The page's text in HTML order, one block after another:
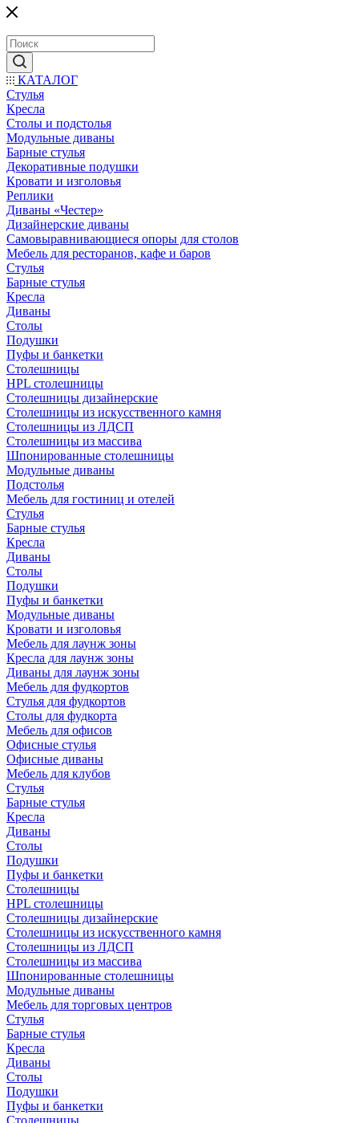
КАТАЛОГ
Стулья
Кресла
Столы и подстолья
Модульные диваны
Барные стулья
Декоративные подушки
Кровати и изголовья
Реплики
Диваны «Честер»
Дизайнерские диваны
Самовыравнивающиеся опоры для столов
Мебель для ресторанов, кафе и баров
Стулья
Барные стулья
Кресла
Диваны
Столы
Подушки
Пуфы и банкетки
Столешницы
HPL столешницы
Столешницы дизайнерские
Столешницы из искусственного камня
Столешницы из ЛДСП
Столешницы из массива
Шпонированные столешницы
Модульные диваны
Подстолья
Мебель для гостиниц и отелей
Стулья
Барные стулья
Кресла
Диваны
Столы
Подушки
Пуфы и банкетки
Модульные диваны
Кровати и изголовья
Мебель для лаунж зоны
Кресла для лаунж зоны
Диваны для лаунж зоны
Мебель для фудкортов
Стулья для фудкортов
Столы для фудкорта
Мебель для офисов
Офисные стулья
Офисные диваны
Мебель для клубов
Стулья
Барные стулья
Кресла
Диваны
Столы
Подушки
Пуфы и банкетки
Столешницы
HPL столешницы
Столешницы дизайнерские
Столешницы из искусственного камня
Столешницы из ЛДСП
Столешницы из массива
Шпонированные столешницы
Модульные диваны
Мебель для торговых центров
Стулья
Барные стулья
Кресла
Диваны
Столы
Подушки
Пуфы и банкетки
Столешницы